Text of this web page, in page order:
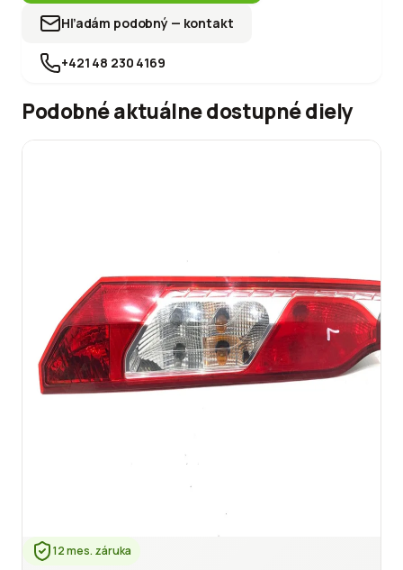
Hľadám podobný — kontakt
+421 48 230 4169
Podobné aktuálne dostupné diely
12 mes. záruka